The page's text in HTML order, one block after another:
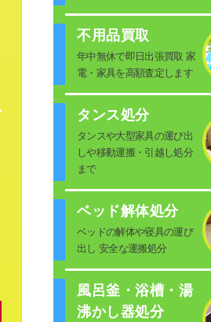
不用品買取
年中無休で即日出張買取 家
電・家具を高額査定します
タンス処分
タンスや大型家具の運び出
しや移動運搬・引越し処分
まで
ベッド解体処分
ベッドの解体や寝具の運び
出し 安全な運搬処分
風呂釜・浴槽・湯
沸かし器処分